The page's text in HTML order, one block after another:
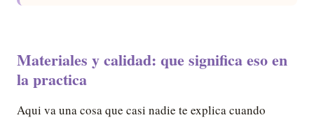
Materiales y calidad: que significa eso en
la practica
Aqui va una cosa que casi nadie te explica cuando